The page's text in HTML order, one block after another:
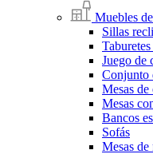
Muebles
Sillas
Juego de
Conjunto
Mesas
Mesas
Bancos
Sofás
Mesas de